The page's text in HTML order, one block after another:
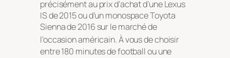
précisément au prix d’achat d’une Lexus
IS de 2015 ou d’un monospace Toyota
Sienna de 2016 sur le marché de
l’occasion américain. À vous de choisir
entre 180 minutes de football ou une